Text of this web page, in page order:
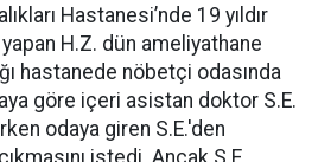
Hastanesi’nde 19 yıldır
H.Z. dün ameliyathane
hastanede nöbetçi odasında
göre içeri asistan doktor S.E.
odaya giren S.E.'den
istedi. Ancak S.E.,